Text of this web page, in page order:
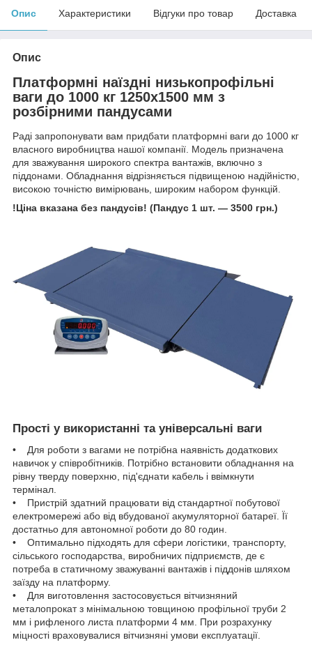
Опис Характеристики Відгуки про товар Доставка
Опис
Платформні наїздні низькопрофільні
ваги до 1000 кг 1250х1500 мм з
розбірними пандусами
Раді запропонувати вам придбати платформні ваги до 1000 кг
власного виробництва нашої компанії. Модель призначена
для зважування широкого спектра вантажів, включно з
піддонами. Обладнання відрізняється підвищеною надійністю,
високою точністю вимірювань, широким набором функцій.
!Ціна вказана без пандусів! (Пандус 1 шт. — 3500 грн.)
Прості у використанні та універсальні ваги
• Для роботи з вагами не потрібна наявність додаткових
навичок у співробітників. Потрібно встановити обладнання на
рівну тверду поверхню, під'єднати кабель і ввімкнути
термінал.
• Пристрій здатний працювати від стандартної побутової
електромережі або від вбудованої акумуляторної батареї. Її
достатньо для автономної роботи до 80 годин.
• Оптимально підходять для сфери логістики, транспорту,
сільського господарства, виробничих підприємств, де є
потреба в статичному зважуванні вантажів і піддонів шляхом
заїзду на платформу.
• Для виготовлення застосовується вітчизняний
металопрокат з мінімальною товщиною профільної труби 2
мм і рифленого листа платформи 4 мм. При розрахунку
міцності враховувалися вітчизняні умови експлуатації.